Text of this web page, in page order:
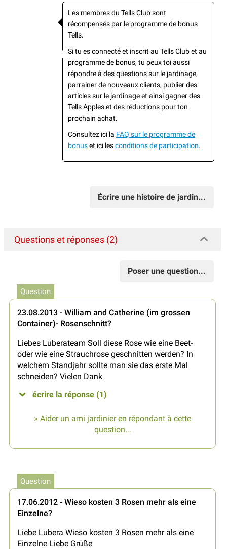
Les membres du Tells Club sont
récompensés par le programme de bonus
Tells.
Si tu es connecté et inscrit au Tells Club et au
programme de bonus, tu peux toi aussi
répondre à des questions sur le jardinage,
parrainer de nouveaux clients, publier des
articles sur le jardinage et ainsi gagner des
Tells Apples et des réductions pour ton
prochain achat.
Consultez ici la FAQ sur le programme de
bonuset ici lesconditions de participation.
Écrire une histoire de jardin...
Questions et réponses (2)
Poser une question...
Question
23.08.2013 - William and Catherine (im grossen
Container)- Rosenschnitt?
Liebes Luberateam Soll diese Rose wie eine Beet-
oder wie eine Strauchrose geschnitten werden? In
welchem Standjahr sollte man sie das erste Mal
schneiden? Vielen Dank
écrire la réponse (1)
» Aider un ami jardinier en répondant à cette
question...
Question
17.06.2012 - Wieso kosten 3 Rosen mehr als eine
Einzelne?
Liebe Lubera Wieso kosten 3 Rosen mehr als eine
Einzelne Liebe Grüße